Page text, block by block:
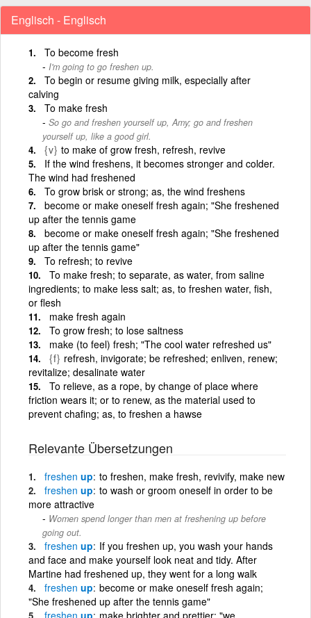
Englisch - Englisch
To become fresh
I'm going to go freshen up.
To begin or resume giving milk, especially after
calving
To make fresh
So go and freshen yourself up, Amy; go and freshen
yourself up, like a good girl.
{v} to make of grow fresh, refresh, revive
If the wind freshens, it becomes stronger and colder.
The wind had freshened
To grow brisk or strong; as, the wind freshens
become or make oneself fresh again; "She freshened
up after the tennis game
become or make oneself fresh again; "She freshened
up after the tennis game"
To refresh; to revive
To make fresh; to separate, as water, from saline
ingredients; to make less salt; as, to freshen water, fish,
or flesh
make fresh again
To grow fresh; to lose saltness
make (to feel) fresh; "The cool water refreshed us"
{f} refresh, invigorate; be refreshed; enliven, renew;
revitalize; desalinate water
To relieve, as a rope, by change of place where
friction wears it; or to renew, as the material used to
prevent chafing; as, to freshen a hawse
Relevante Übersetzungen
freshen up to freshen, make fresh, revivify, make new
freshen up to wash or groom oneself in order to be
more attractive
Women spend longer than men at freshening up before
going out.
freshen up If you freshen up, you wash your hands
and face and make yourself look neat and tidy. After
Martine had freshened up, they went for a long walk
freshen up become or make oneself fresh again;
"She freshened up after the tennis game"
freshen up make brighter and prettier; "we